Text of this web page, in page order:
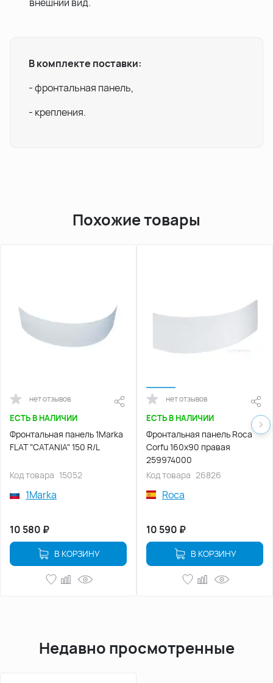
В комплекте поставки:
- фронтальная панель,
- крепления.
Похожие товары
нет отзывов
ЕСТЬ В НАЛИЧИИ
Фронтальная панель 1Marka
FLAT "CATANIA" 150 R/L
Код товара 15052
1Marka
10 580 ₽
В КОРЗИНУ
нет отзывов
ЕСТЬ В НАЛИЧИИ
Фронтальная панель Roca
Corfu 160х90 правая
259974000
Код товара 26826
Roca
10 590 ₽
В КОРЗИНУ
Недавно просмотренные